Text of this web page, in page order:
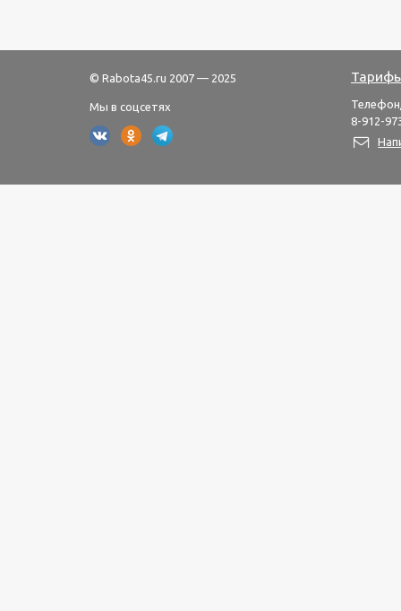
© Rabota45.ru 2007 — 2025
Мы в соцсетях
8-912-